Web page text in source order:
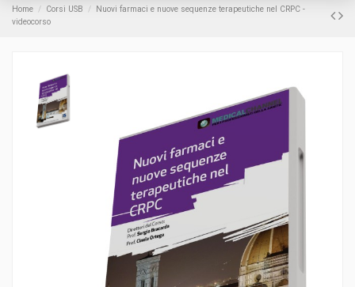
Home Corsi USB
Nuovi farmaci e nuove sequenze terapeutiche nel CRPC -
videocorso